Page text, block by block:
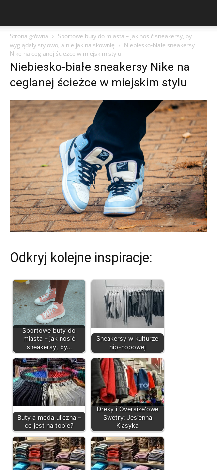
Strona główna
Sportowe buty do miasta – jak nosić sneakersy, by
wyglądały stylowo, a nie jak na siłownię
Niebiesko-białe sneakersy
Nike na ceglanej ścieżce w miejskim stylu
Niebiesko-białe sneakersy Nike na
ceglanej ścieżce w miejskim stylu
Odkryj kolejne inspiracje:
Sportowe buty do
miasta – jak nosić
sneakersy, by…
Sneakersy w kulturze
hip-hopowej
Buty a moda uliczna –
co jest na topie?
Dresy i Oversize'owe
Swetry: Jesienna
Klasyka